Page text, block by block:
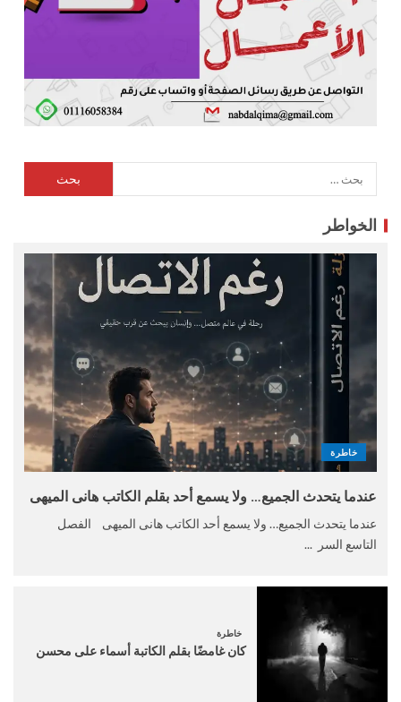
الخواطر
خاطرة
عندما يتحدث الجميع… ولا يسمع أحد بقلم الكاتب هانى الميهى
عندما يتحدث الجميع… ولا يسمع أحد الكاتب هانى الميهى الفصل
التاسع السر ...
خاطرة
كان غامضًا بقلم الكاتبة أسماء على محسن